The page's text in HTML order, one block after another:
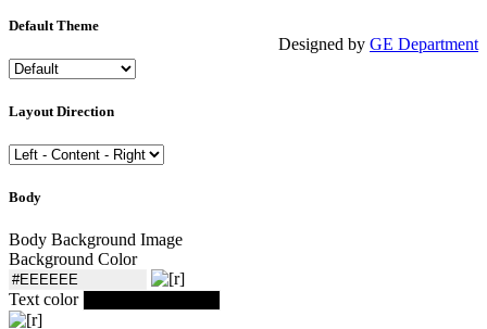
Designed by GE Department
Default Theme
Layout Direction
Body
Body Background Image
Background Color
Text color